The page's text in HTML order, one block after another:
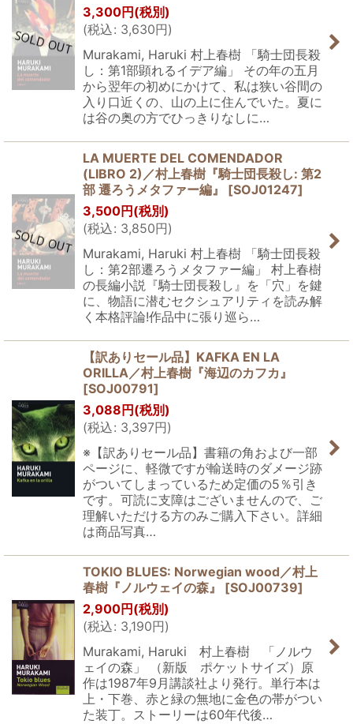
3,300円 (税別)
(税込: 3,630円)
Murakami, Haruki 村上春樹 「騎士団長殺
し：第1部顕れるイデア編」 その年の五月
から翌年の初めにかけて、私は狭い谷間の
入り口近くの、山の上に住んでいた。夏に
は谷の奥の方でひっきりなしに…
LA MUERTE DEL COMENDADOR
(LIBRO 2)／村上春樹『騎士団長殺し: 第2
部 遷ろうメタファー編』
[SOJ01247]
3,500円 (税別)
(税込: 3,850円)
Murakami, Haruki 村上春樹 「騎士団長殺
し：第2部遷ろうメタファー編」 村上春樹
の長編小説『騎士団長殺し』を「穴」を鍵
に、物語に潜むセクシュアリティを読み解
く本格評論!作品中に張り巡ら…
【訳ありセール品】KAFKA EN LA
ORILLA／村上春樹『海辺のカフカ』
[SOJ00791]
3,088 円 (税別)
(税込: 3,397円)
※【訳ありセール品】書籍の角および一部
ページに、軽微ですが輸送時のダメージ跡
がついてしまっているため定価の5％引き
です。可読に支障はございませんので、ご
理解いただける方のみご購入下さい。詳細
は商品写真…
TOKIO BLUES: Norwegian wood／村上
春樹『ノルウェイの森』
[SOJ00739]
2,900円 (税別)
(税込: 3,190円)
Murakami, Haruki 村上春樹 「ノルウ
ェイの森」 （新版 ポケットサイズ）原
作は1987年9月講談社より発行。単行本は
上・下巻、赤と緑の無地に金色の帯がつい
た装丁。ストーリーは60年代後…